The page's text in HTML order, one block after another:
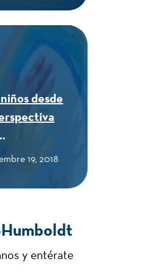
primeros
von
desde
19, 2018
y entérate